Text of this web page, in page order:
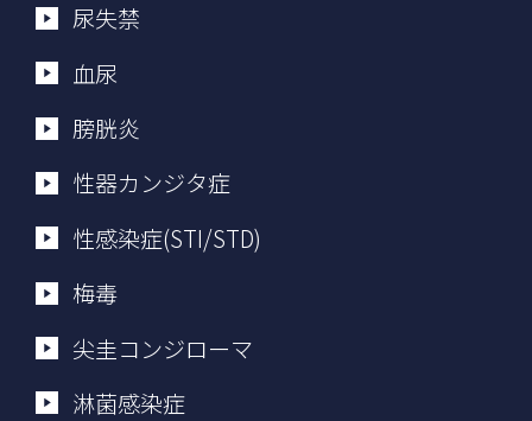
尿失禁
血尿
膀胱炎
性器カンジタ症
性感染症(STI/STD)
梅毒
尖圭コンジローマ
淋菌感染症